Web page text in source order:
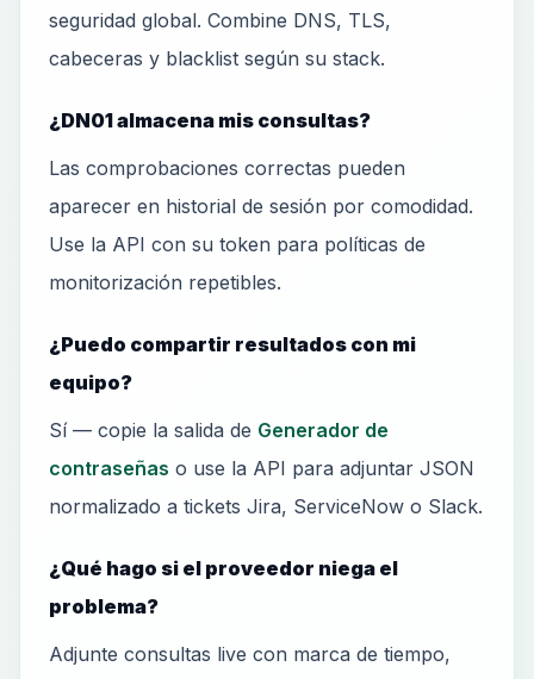
seguridad global. Combine DNS, TLS,
cabeceras y blacklist según su stack.
¿DN01 almacena mis consultas?
Las comprobaciones correctas pueden
aparecer en historial de sesión por comodidad.
Use la API con su token para políticas de
monitorización repetibles.
¿Puedo compartir resultados con mi
equipo?
Sí — copie la salida de Generador de
contraseñas o use la API para adjuntar JSON
normalizado a tickets Jira, ServiceNow o Slack.
¿Qué hago si el proveedor niega el
problema?
Adjunte consultas live con marca de tiempo,